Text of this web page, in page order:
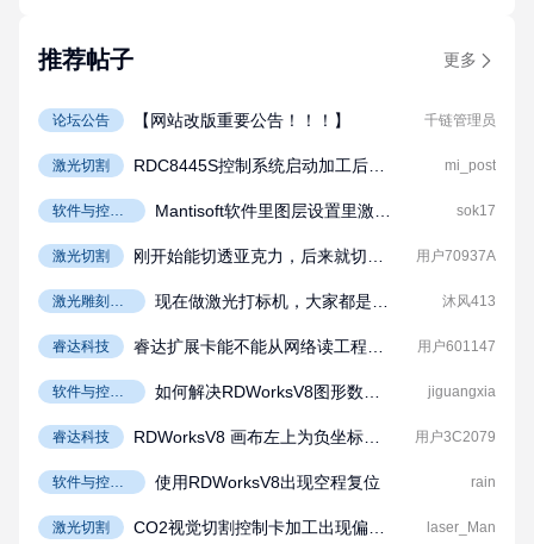
推荐帖子 更多
论坛公告 【网站改版重要公告！！！】 千链管理员
激光切割
RDC8445S控制系统启动加工后显
mi_post
软件与控制
Mantisoft软件里图层设置里激光
sok17
激光切割
刚开始能切透亚克力，后来就切不
用户70937A
激光雕刻与
现在做激光打标机，大家都是用
herCAT
沐风413
睿达科技
睿达扩展卡能不能从网络读工程文
用户601147
软件与控制
如何解决RDWorksV8图形数据
jiguangxia
睿达科技
RDWorksV8 画布左上为负坐标，
坐标系？
用户3C2079
软件与控制
使用RDWorksV8出现空程复位 rain
激光切割
CO2视觉切割控制卡加工出现偏差
laser_Man